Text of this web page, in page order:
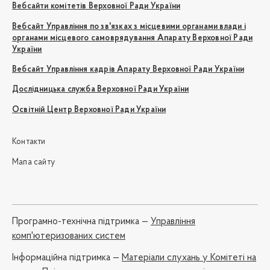
Вебсайти комітетів Верховної Ради України
Вебсайт Управління по зв'язках з місцевими органами влади і
органами місцевого самоврядування Апарату Верховної Ради
України
Вебсайт Управління кадрів Апарату Верховної Ради України
Дослідницька служба Верховної Ради України
Освітній Центр Верховної Ради України
Контакти
Мапа сайту
Програмно-технічна підтримка — Управління
комп'ютеризованих систем
Iнформаційна підтримка — Матеріали слухань у Комітеті на